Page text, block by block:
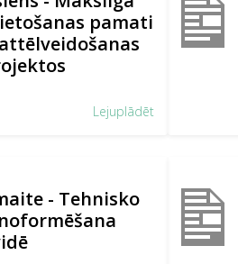
pamati
Lejuplādēt
- Tehnisko